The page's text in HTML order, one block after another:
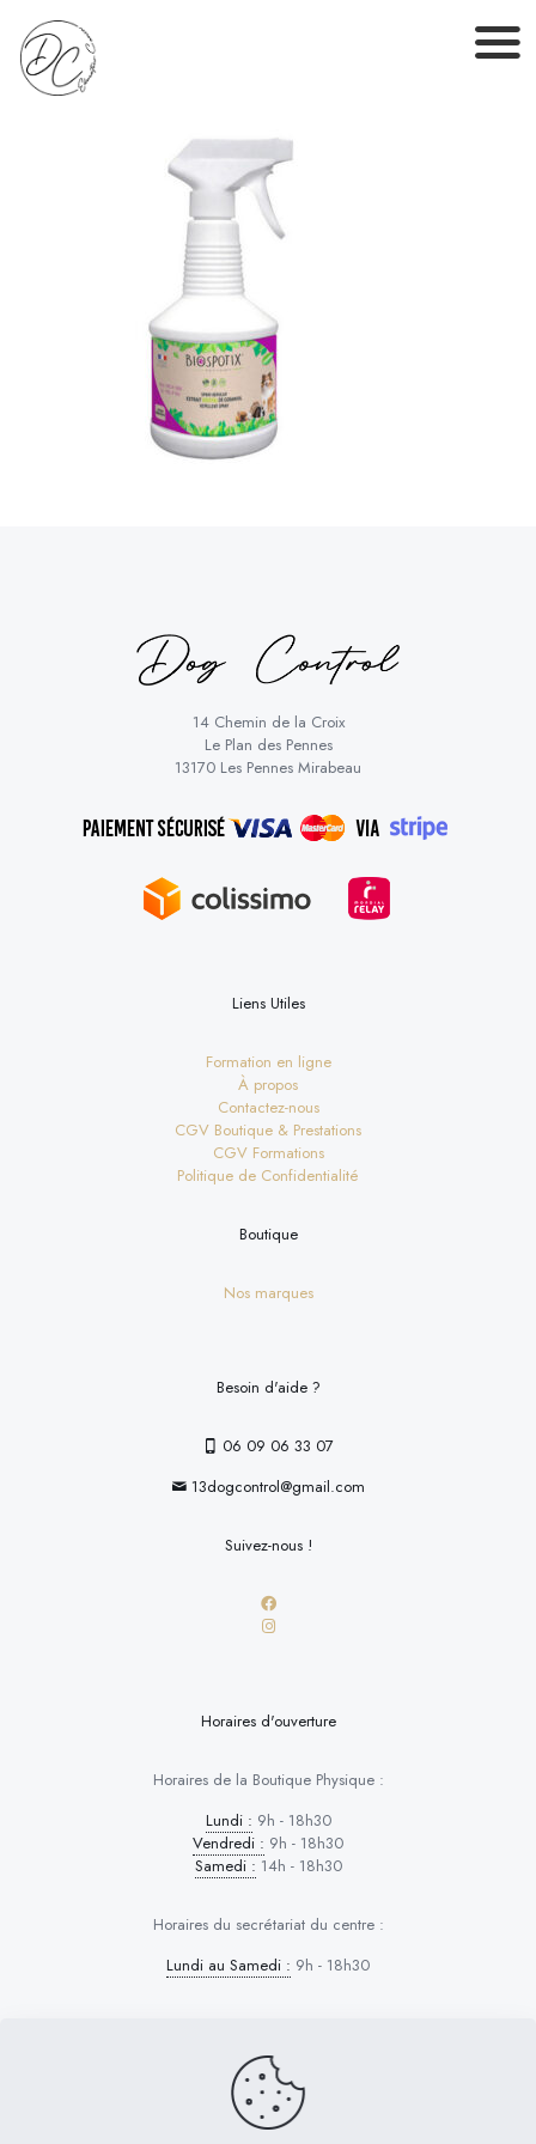
14 Chemin de la Croix
Le Plan des Pennes
13170 Les Pennes Mirabeau
Liens Utiles
Formation en ligne
À propos
Contactez-nous
CGV Boutique & Prestations
CGV Formations
Politique de Confidentialité
Boutique
Nos marques
Besoin d'aide ?
06 09 06 33 07
13dogcontrol@gmail.com
Suivez-nous !
Horaires d'ouverture
Horaires de la Boutique Physique :
Lundi : 9h - 18h30
Vendredi : 9h - 18h30
Samedi : 14h - 18h30
Horaires du secrétariat du centre :
Lundi au Samedi : 9h - 18h30
Dog Control © 2026 | Tous droits réservés